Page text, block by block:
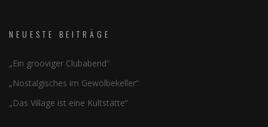
NEUESTE BEITRÄGE
„Ein grooviger Clubabend“
„Nostalgisches im Gewölbekeller“
„Das Village ist eine Kultstätte“